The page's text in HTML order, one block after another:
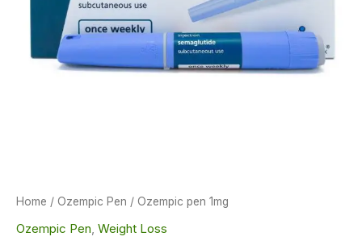
Home / Ozempic Pen / Ozempic pen 1mg
Ozempic Pen Weight Loss